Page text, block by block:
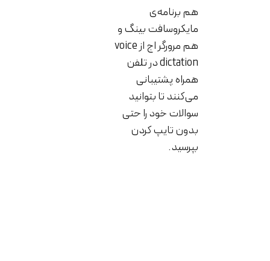
هم برنامه‌ی
مایکروسافت بینگ و
هم مرورگر اج از voice
dictation در تلفن
همراه پشتیبانی
می‌کنند تا بتوانید
سوالات خود را حتی
بدون تایپ کردن